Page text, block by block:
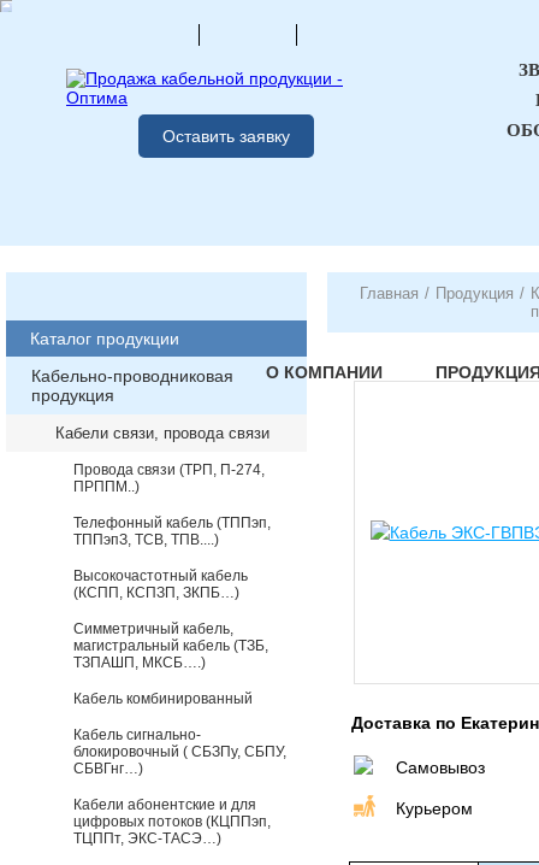
Оставить заявку
О КОМПАНИИ
Каталог продукции
Кабельно-проводниковая
продукция
Кабели связи, провода связи
Провода связи (ТРП, П-274,
ПРППМ..)
Телефонный кабель (ТППэп,
ТППэпЗ, ТСВ, ТПВ....)
Высокочастотный кабель
(КСПП, КСПЗП, ЗКПБ…)
Симметричный кабель,
магистральный кабель (ТЗБ,
ТЗПАШП, МКСБ….)
Кабель комбинированный
Кабель сигнально-
блокировочный ( СБЗПу, СБПУ,
СБВГнг…)
Кабели абонентские и для
цифровых потоков (КЦППэп,
ТЦППт, ЭКС-ТАСЭ…)
Главная / Продукция /
Доставка по
Самовывоз
Курьером